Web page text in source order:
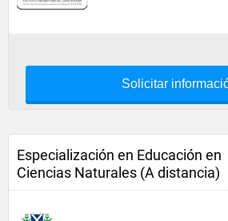
Solicitar
Especialización en Educación en
Ciencias Naturales (A distancia)